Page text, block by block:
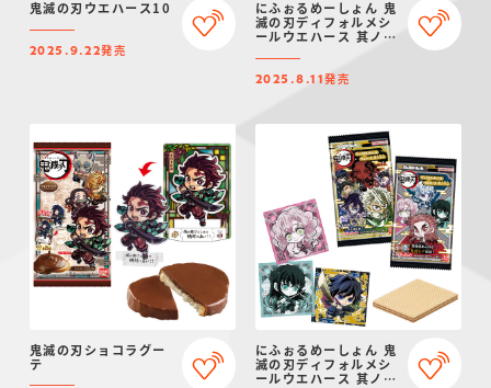
鬼滅の刃ウエハース10
2025.9.22発売
にふぉるめーしょん 鬼
滅の刃ディフォルメシ
ールウエハース 其ノ十
2025.8.11発売
鬼滅の刃ショコラグー
テ
にふぉるめーしょん 鬼
滅の刃ディフォルメシ
ールウエハース 其ノ十